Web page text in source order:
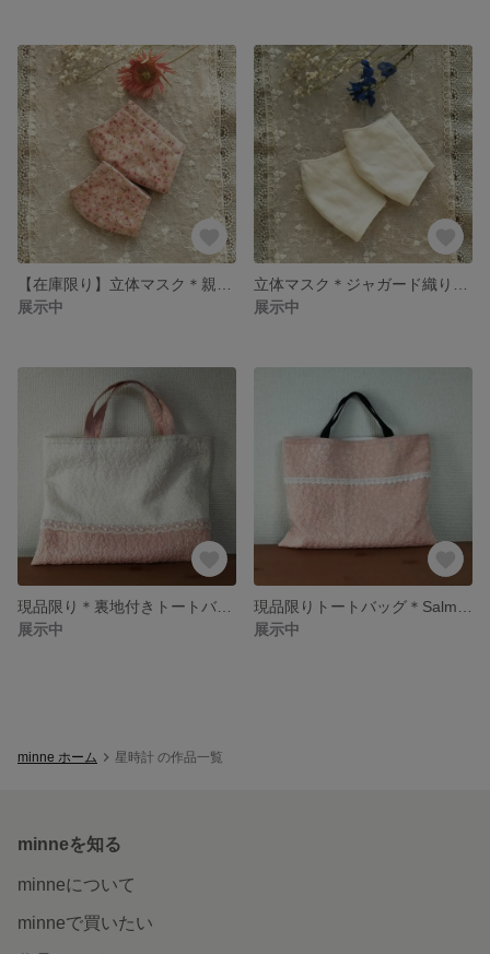
展示中
展示中
展示中
展示中
minne ホーム 星時計 の作品一覧
minneを知る
minneについて
minneで買いたい